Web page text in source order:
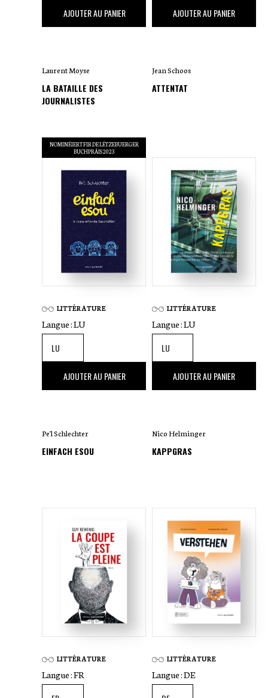
,00 €
AJOUTER AU PANIER
Laurent Moyse
LA BATAILLE DES
JOURNALISTES
,00 €
AJOUTER AU PANIER
Jean Schoos
ATTENTAT
NOMINÉIERT FIR DE LËTZEBUERGER
BUCHPRÄIS 2023
LITTÉRATURE
Langue :LU
,00 €
AJOUTER AU PANIER
Pe'l Schlechter
EINFACH ESOU
LITTÉRATURE
Langue :LU
,00 €
AJOUTER AU PANIER
Nico Helminger
KAPPGRAS
LITTÉRATURE
Langue :FR
LITTÉRATURE
Langue :DE